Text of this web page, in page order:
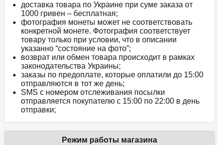
доставка товара по Украине при суме заказа от
1000 гривен – бесплатная;
фотография монеты может не соответствовать
конкретной монете. Фотография соответствует
товару только при условии, что в описании
указанно “состояние на фото”;
возврат или обмен товара происходит в рамках
законодательства Украины;
заказы по предоплате, которые оплатили до 15:00
отправляются в тот же день;
SMS с номером отслеживания посылки
отправляется покупателю с 15:00 по 22:00 в день
отправки;
Режим работы магазина